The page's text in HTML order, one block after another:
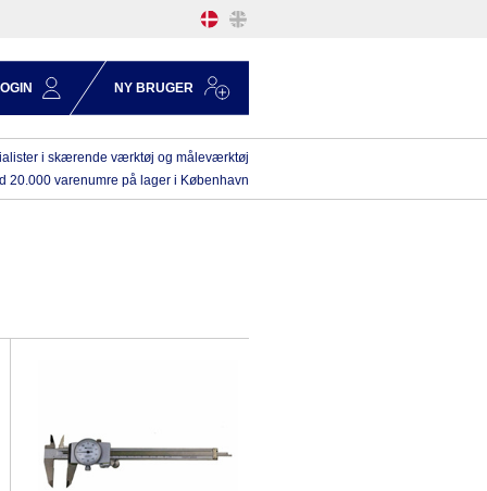
NY BRUGER
i skærende værktøj og måleværktøj
20.000 varenumre på lager i København